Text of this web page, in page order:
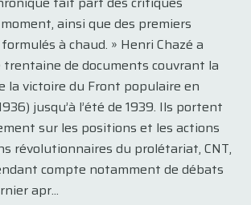
ainsi que des premiers
à chaud. » Henri Chazé a
de documents couvrant la
la victoire du Front populaire en
jusqu’à l’été de 1939. Ils portent
sur les positions et les actions
révolutionnaires du prolétariat, CNT,
compte notamment de débats
apr...